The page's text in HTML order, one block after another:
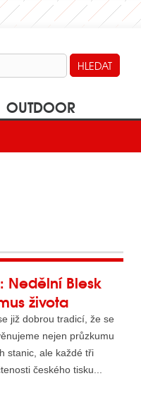
OUTDOOR
Nedělní Blesk
života
již dobrou tradicí, že se
nejen průzkumu
stanic, ale každé tři
českého tisku...